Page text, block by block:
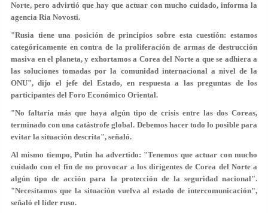
Norte, pero advirtió que hay que actuar con mucho cuidado, informa la
agencia Ria Novosti.
"Rusia tiene una posición de principios sobre esta cuestión: estamos
categóricamente en contra de la proliferación de armas de destrucción
masiva en el planeta, y exhortamos a Corea del Norte a que se adhiera a
las soluciones tomadas por la comunidad internacional a nivel de la
ONU", dijo el jefe del Estado, en respuesta a las preguntas de los
participantes del Foro Económico Oriental.
"No faltaría más que haya algún tipo de crisis entre las dos Coreas,
terminado con una catástrofe global. Debemos hacer todo lo posible para
evitar la situación descrita", señaló.
Al mismo tiempo,Putin ha advertido: "Tenemos que actuar con mucho
cuidado con el fin de no provocar a los dirigentes de Corea del Norte a
algún tipo de acción para la protección de la seguridad nacional".
"Necesitamos que la situación vuelva al estado de intercomunicación",
señaló el líder ruso.